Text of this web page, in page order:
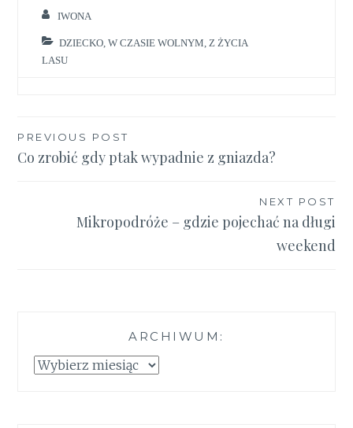
IWONA
DZIECKO ,W CZASIE WOLNYM
Z ŻYCIA
LASU
Nawigacja
wpisu
PREVIOUS POST
Co zrobić gdy ptak wypadnie z gniazda?
NEXT POST
Mikropodróże – gdzie pojechać na długi
weekend
ARCHIWUM:
Archiwum: